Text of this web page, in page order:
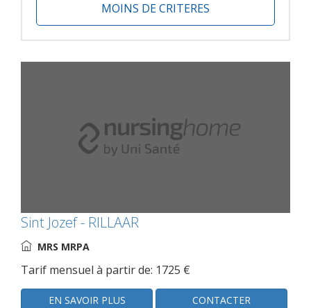
MOINS DE CRITERES
Sint Jozef - RILLAAR
MRS MRPA
Tarif mensuel à partir de: 1725 €
EN SAVOIR PLUS CONTACTER